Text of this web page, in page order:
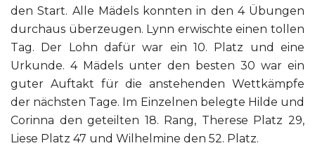
den Start. Alle Mädels konnten in den 4 Übungen
durchaus überzeugen. Lynn erwischte einen tollen
Tag. Der Lohn dafür war ein 10. Platz und eine
Urkunde. 4 Mädels unter den besten 30 war ein
guter Auftakt für die anstehenden Wettkämpfe
der nächsten Tage. Im Einzelnen belegte Hilde und
Corinna den geteilten 18. Rang, Therese Platz 29,
Liese Platz 47 und Wilhelmine den 52. Platz.